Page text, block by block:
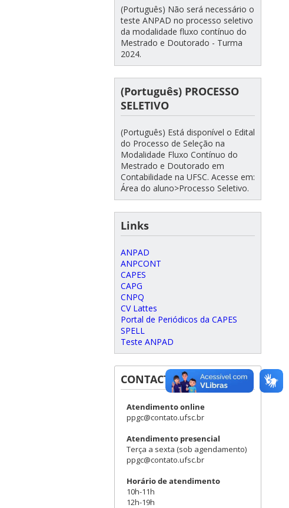
(Português) Não será necessário o
teste ANPAD no processo seletivo
da modalidade fluxo contínuo do
Mestrado e Doutorado - Turma
2024.
(Português) PROCESSO
SELETIVO
(Português) Está disponível o Edital
do Processo de Seleção na
Modalidade Fluxo Contínuo do
Mestrado e Doutorado em
Contabilidade na UFSC. Acesse em:
Área do aluno>Processo Seletivo.
Links
ANPAD
ANPCONT
CAPES
CAPG
CNPQ
CV Lattes
Portal de Periódicos da CAPES
SPELL
Teste ANPAD
CONTACT
Atendimento online
ppgc@contato.ufsc.br
Atendimento presencial
Terça a sexta (sob agendamento)
ppgc@contato.ufsc.br
Horário de atendimento
10h-11h
12h-19h